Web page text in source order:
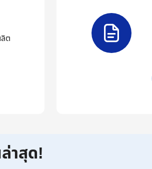
ต
าสุด!